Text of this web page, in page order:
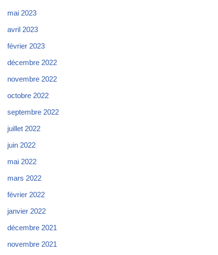
mai 2023
avril 2023
février 2023
décembre 2022
novembre 2022
octobre 2022
septembre 2022
juillet 2022
juin 2022
mai 2022
mars 2022
février 2022
janvier 2022
décembre 2021
novembre 2021